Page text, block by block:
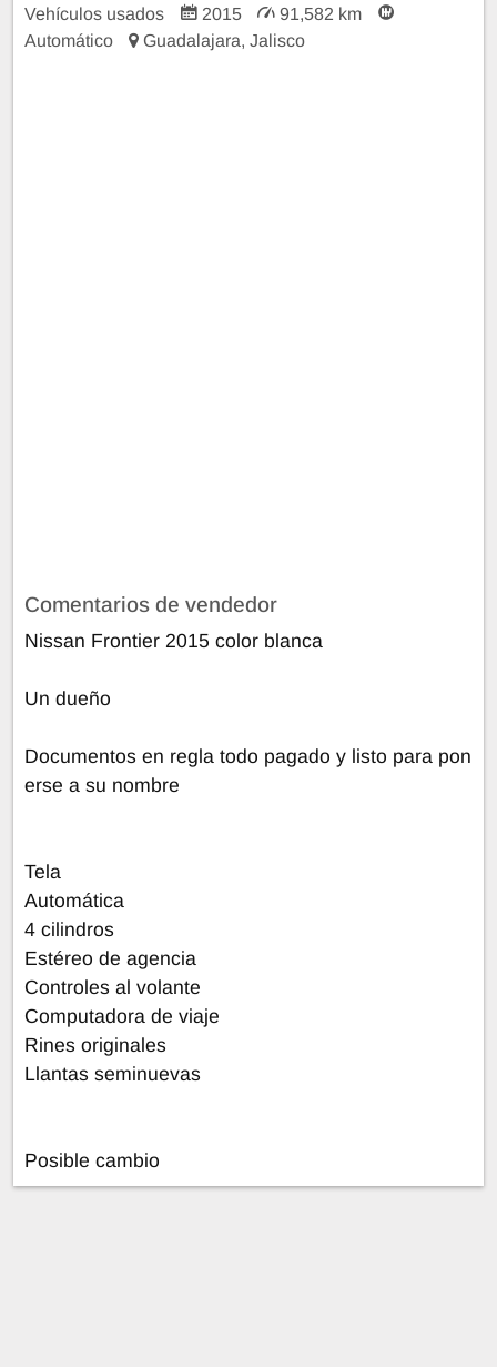
Vehículos usados 2015
91,582 km
Automático
Guadalajara, Jalisco
Comentarios de vendedor
Nissan Frontier 2015 color blanca
Un dueño
Documentos en regla todo pagado y listo para pon
erse a su nombre
Tela
Automática
4 cilindros
Estéreo de agencia
Controles al volante
Computadora de viaje
Rines originales
Llantas seminuevas
Posible cambio